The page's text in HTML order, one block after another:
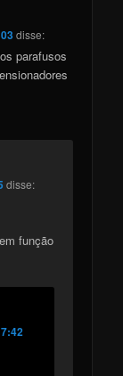
disse:
parafusos
disse:
função